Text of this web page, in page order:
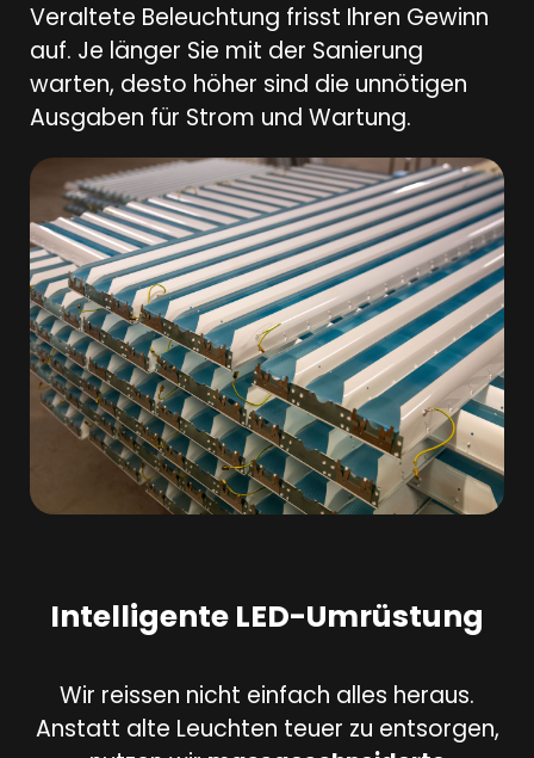
Veraltete Beleuchtung frisst Ihren Gewinn
auf. Je länger Sie mit der Sanierung
warten, desto höher sind die unnötigen
Ausgaben für Strom und Wartung.
Intelligente LED-Umrüstung
Wir reissen nicht einfach alles heraus.
Anstatt alte Leuchten teuer zu entsorgen,